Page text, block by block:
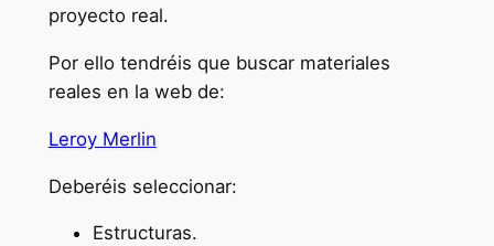
proyecto real.
Por ello tendréis que buscar materiales
reales en la web de:
Leroy Merlin
Deberéis seleccionar:
Estructuras.